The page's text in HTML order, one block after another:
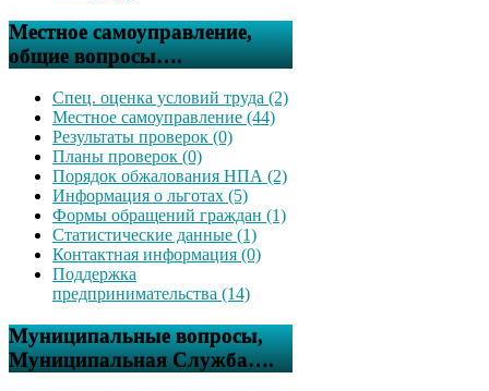
Местное самоуправление,
общие вопросы….
Спец. оценка условий труда (2)
Местное самоуправление (44)
Результаты проверок (0)
Планы проверок (0)
Порядок обжалования НПА (2)
Информация о льготах (5)
Формы обращений граждан (1)
Статистические данные (1)
Контактная информация (0)
Поддержка
предпринимательства (14)
Муниципальные вопросы,
Муниципальная Служба….